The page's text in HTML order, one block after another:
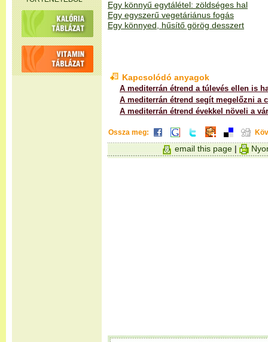
Egy könnyű egytálétel: zöldséges hal
Egy egyszerű vegetáriánus fogás
Egy könnyed, hűsítő görög desszert
Kapcsolódó anyagok
A mediterrán étrend a túlevés ellen is
A mediterrán étrend segít megelőzni a
A mediterrán étrend évekkel növeli a
Ossza meg:
email this page|